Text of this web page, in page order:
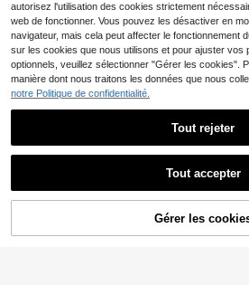
#Énergie des idoles
Elyressa Pull à col roulé
20,20€
our
ne/
23
AJOUTER
autorisez l'utilisation des cookies strictement
web de fonctionner. Vous pouvez les désactiver en
navigateur, mais cela peut affecter le fonctionnement
sur les cookies que nous utilisons et pour ajuster vos
optionnels, veuillez sélectionner "Gérer les cookies".
manière dont nous traitons les données que nous
notre Politique de confidentialité.
Tout rejeter
Tout accepter
Gérer les